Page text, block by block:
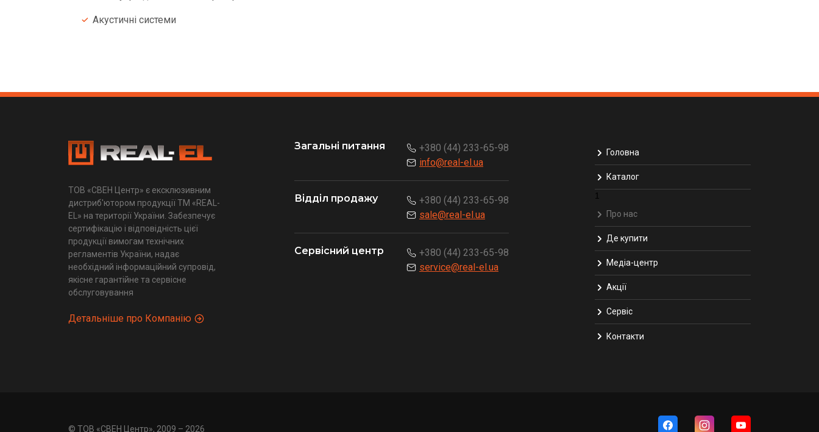
Акустичні системи
ТОВ «СВЕН Центр» є ексклюзивним
дистриб'ютором продукції ТМ «REAL-
EL» на території України. Забезпечує
сертифікацію і відповідність цієї
продукції вимогам технічних
регламентів України, надає
необхідний інформаційний супровід,
якісне гарантійне та сервісне
обслуговування
Детальніше про Компанію
Загальні питання
+380 (44) 233-65-98
info@real-el.ua
Відділ продажу
+380 (44) 233-65-98
sale@real-el.ua
Сервісний центр
+380 (44) 233-65-98
service@real-el.ua
Головна
Каталог
1
Про нас
Де купити
Медіа-центр
Акції
Сервіс
Контакти
© ТОВ «СВЕН Центр», 2009 – 2026